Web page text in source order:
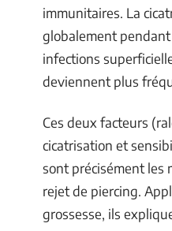
immunitaires. La
globalement pendant
infections
deviennent plus
Ces deux facteurs
cicatrisation et
sont précisément les
rejet de piercing.
grossesse, ils